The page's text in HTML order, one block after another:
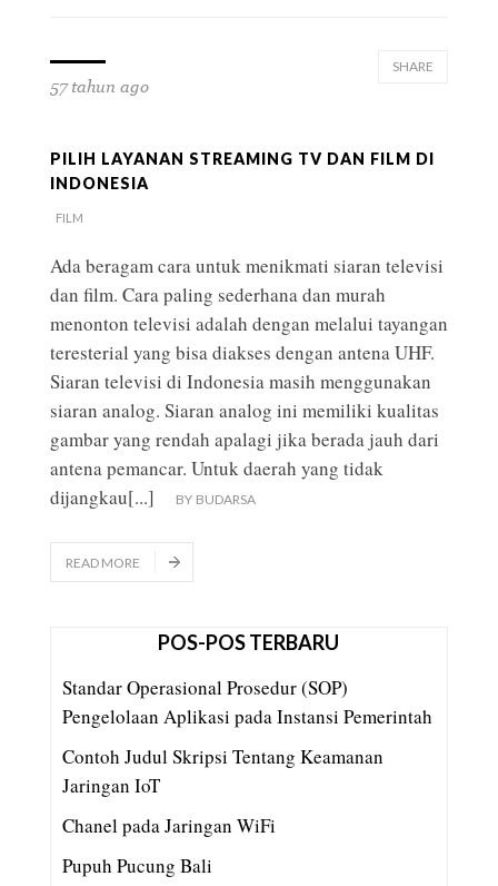
57 tahun ago
SHARE
PILIH LAYANAN STREAMING TV DAN FILM DI
INDONESIA
FILM
Ada beragam cara untuk menikmati siaran televisi
dan film. Cara paling sederhana dan murah
menonton televisi adalah dengan melalui tayangan
teresterial yang bisa diakses dengan antena UHF.
Siaran televisi di Indonesia masih menggunakan
siaran analog. Siaran analog ini memiliki kualitas
gambar yang rendah apalagi jika berada jauh dari
antena pemancar. Untuk daerah yang tidak
dijangkau[...] BY BUDARSA
READ MORE
POS-POS TERBARU
Standar Operasional Prosedur (SOP)
Pengelolaan Aplikasi pada Instansi Pemerintah
Contoh Judul Skripsi Tentang Keamanan
Jaringan IoT
Chanel pada Jaringan WiFi
Pupuh Pucung Bali